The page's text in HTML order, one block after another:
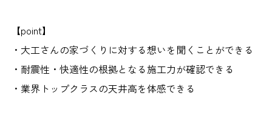
【point】
・大工さんの家づくりに対する想いを聞くことができる
・耐震性・快適性の根拠となる施工力が確認できる
・業界トップクラスの天井高を体感できる